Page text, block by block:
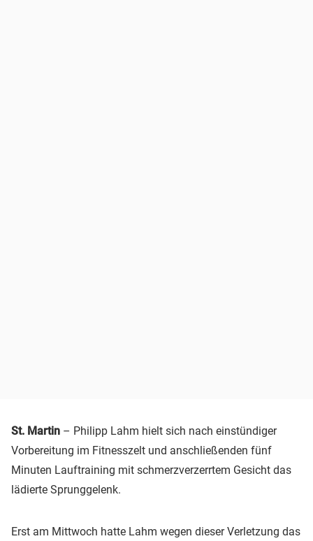
St. Martin – Philipp Lahm hielt sich nach einstündiger
Vorbereitung im Fitnesszelt und anschließenden fünf
Minuten Lauftraining mit schmerzverzerrtem Gesicht das
lädierte Sprunggelenk.
Erst am Mittwoch hatte Lahm wegen dieser Verletzung das